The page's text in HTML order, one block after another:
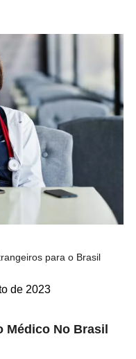
para o Brasil
de 2023
Médico No Brasil